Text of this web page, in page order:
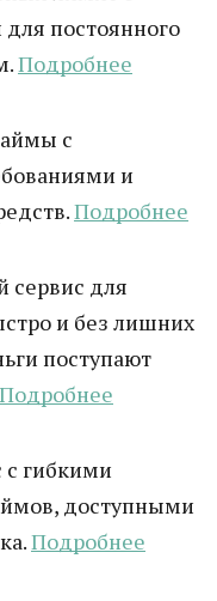
постоянного
Подробнее
с
и
Подробнее
сервис для
и без лишних
поступают
Подробнее
с гибкими
доступными
Подробнее